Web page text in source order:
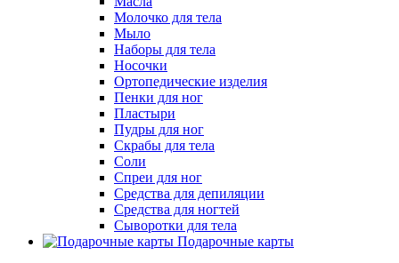
Молочко для тела
Мыло
Наборы для тела
Носочки
Ортопедические изделия
Пенки для ног
Пластыри
Пудры для ног
Скрабы для тела
Соли
Спреи для ног
Средства для депиляции
Средства для ногтей
Сыворотки для тела
Подарочные карты